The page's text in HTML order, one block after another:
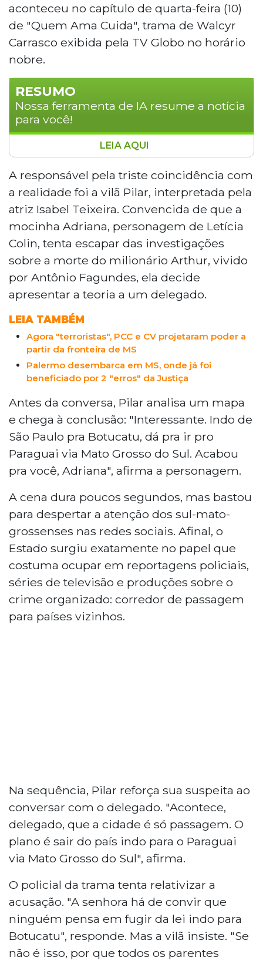
aconteceu no capítulo de quarta-feira (10)
de "Quem Ama Cuida", trama de Walcyr
Carrasco exibida pela TV Globo no horário
nobre.
RESUMO
Nossa ferramenta de IA resume a notícia
para você!
Mato Grosso do Sul foi citado na novela
"Quem Ama Cuida", da TV Globo, quando
a vilã Pilar, vivida por Isabel Teixeira,
sugeriu que a personagem Adriana
fugiria de São Paulo ao Paraguai
passando pelo Estado. A cena repercutiu
nas redes sociais entre sul-mato-
grossenses. O roteiro tem base real: o
Estado possui mais de 1,5 mil km de
fronteira seca com Paraguai e Bolívia e já
apareceu em casos reais de foragidos.
LEIA AQUI
A responsável pela triste coincidência com
a realidade foi a vilã Pilar, interpretada pela
atriz Isabel Teixeira. Convencida de que a
mocinha Adriana, personagem de Letícia
Colin, tenta escapar das investigações
sobre a morte do milionário Arthur, vivido
por Antônio Fagundes, ela decide
apresentar a teoria a um delegado.
LEIA TAMBÉM
Agora "terroristas", PCC e CV projetaram poder a
partir da fronteira de MS
Palermo desembarca em MS, onde já foi
beneficiado por 2 "erros" da Justiça
Antes da conversa, Pilar analisa um mapa
e chega à conclusão: "Interessante. Indo de
São Paulo pra Botucatu, dá pra ir pro
Paraguai via Mato Grosso do Sul. Acabou
pra você, Adriana", afirma a personagem.
A cena dura poucos segundos, mas bastou
para despertar a atenção dos sul-mato-
grossenses nas redes sociais. Afinal, o
Estado surgiu exatamente no papel que
costuma ocupar em reportagens policiais,
séries de televisão e produções sobre o
crime organizado: corredor de passagem
para países vizinhos.
Na sequência, Pilar reforça sua suspeita ao
conversar com o delegado. "Acontece,
delegado, que a cidade é só passagem. O
plano é sair do país indo para o Paraguai
via Mato Grosso do Sul", afirma.
O policial da trama tenta relativizar a
acusação. "A senhora há de convir que
ninguém pensa em fugir da lei indo para
Botucatu", responde. Mas a vilã insiste. "Se
não é isso, por que todos os parentes